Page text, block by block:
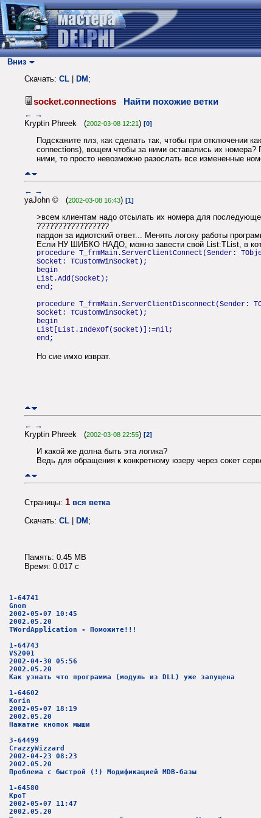
Вниз
Скачать: CL DM ;
socket.connections Найти похожие ветки
← →
Kryptin Phreek (2002-03-08 12:21) [0]
Подскажите плз, как сделать так, чтобы при отключении
connections), вощем чтобы за ними оставались их
ними, то просто невозможно разослать все измененные
← →
yaJohn © (2002-03-08 16:43) [1]
>всем клиентам надо отсылать их номера для
?????????????????
пардон за идиотский ответ... Менять логоку работы
Если НУ ШИБКО НАДО, можно завести свой List:TList, в
procedure T_frmMain.ServerClientConnect(Sender:
Socket: TCustomWinSocket);
begin
List.Add(Socket);
end;
procedure T_frmMain.ServerClientDisconnect(Sender:
Socket: TCustomWinSocket);
begin
List[List.IndexOf(Socket)]:=nil;
end;
Но сие имхо изврат.
← →
Kryptin Phreek (2002-03-08 22:55) [2]
И какой же долна быть эта логика?
Ведь для обращения к конкретному юзеру через сокет
Страницы: 1 вся ветка
Скачать: CL | DM;
Память: 0.45 MB
Время: 0.017 c
1-64741
Gnom
2002-05-07 10:45
2002.05.20
TWordApplication - Поможите!!!
1-64743
VS2001
2002-04-30 05:56
2002.05.20
Как узнать что программа (модуль из DLL) уже запущена
1-64602
Korin
2002-05-07 18:19
2002.05.20
Нажатие кнопок мыши
3-64499
CrazzyWizzard
2002-04-23 08:23
2002.05.20
Проблема с быстрой (!) Модификацией MDB-базы
1-64580
KpoT
2002-05-07 11:47
2002.05.20